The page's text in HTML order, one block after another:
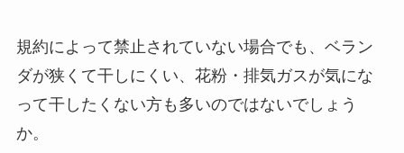
規約によって禁止されていない場合でも、ベラン
ダが狭くて干しにくい、花粉・排気ガスが気にな
って干したくない方も多いのではないでしょう
か。